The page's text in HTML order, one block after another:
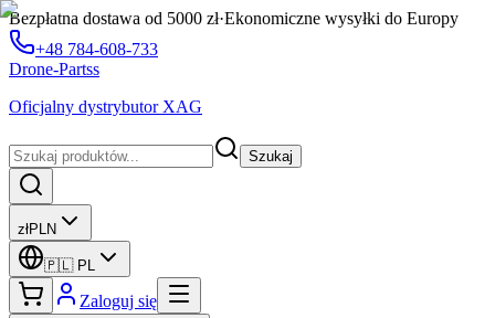
Bezpłatna dostawa od 5000 zł·Ekonomiczne wysyłki do Europy
+48 784-608-733
Drone-Partss
Oficjalny dystrybutor XAG
Szukaj
złPLN
🇵🇱 PL
Zaloguj się